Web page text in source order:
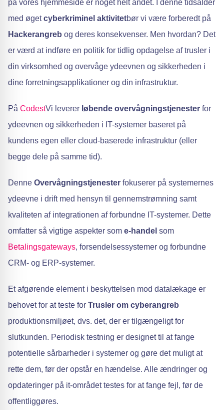
på vores hjemmeside er noget helt andet. I denne tidsalder
med øgetcyberkriminel aktivitetbør vi være forberedt på
Hackerangreb og deres konsekvenser. Men hvordan? Det
er værd at indføre en politik for tidlig opdagelse af trusler i
din virksomhed og overvåge ydeevnen og sikkerheden i
dine forretningsapplikationer og din infrastruktur.
På CodestVi leverer løbende overvågningstjenester for
ydeevnen og sikkerheden i IT-systemer baseret på
kundens egen eller cloud-baserede infrastruktur (eller
begge dele på samme tid).
Denne Overvågningstjenester fokuserer på systemernes
ydeevne i drift med hensyn til gennemstrømning samt
kvaliteten af integrationen af forbundne IT-systemer. Dette
omfatter så vigtige aspekter som e-handel som
Betalingsgateways, forsendelsessystemer og forbundne
CRM- og ERP-systemer.
Et afgørende element i beskyttelsen mod datalækage er
behovet for at teste for Trusler om cyberangreb
produktionsmiljøet, dvs. det, der er tilgængeligt for
slutkunden. Periodisk testning er designet til at fange
potentielle sårbarheder i systemer og gøre det muligt at
rette dem, før der opstår en hændelse. Alle ændringer og
opdateringer på it-området testes for at fange fejl, før de
offentliggøres.